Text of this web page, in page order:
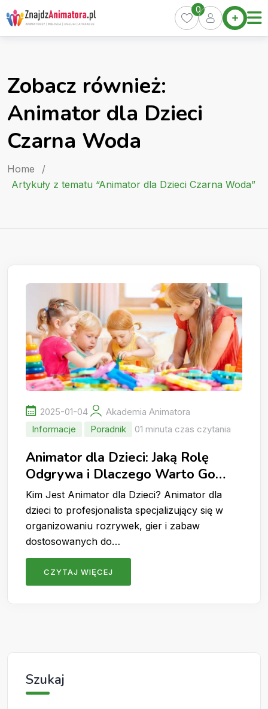
Skip
to
content
Home
Oferty
Kurs
0
Zobacz również:
Animator dla Dzieci
Czarna Woda
Home
/
Artykuły z tematu “Animator dla Dzieci Czarna Woda”
2025-01-04
Akademia Animatora
Informacje
Poradnik 01 minuta czas czytania
Animator dla Dzieci: Jaką Rolę
Odgrywa i Dlaczego Warto Go
Wynająć?
Kim Jest Animator dla Dzieci? Animator dla
dzieci to profesjonalista specjalizujący się w
organizowaniu rozrywek, gier i zabaw
dostosowanych do…
CZYTAJ WIĘCEJ
Szukaj